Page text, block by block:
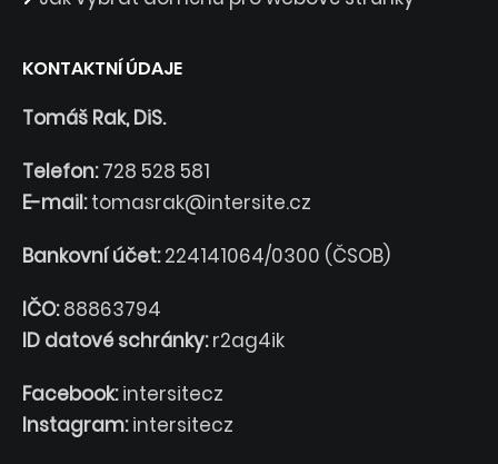
KONTAKTNÍ ÚDAJE
Tomáš Rak, DiS.
Telefon: 728 528 581
E-mail: tomasrak@intersite.cz
Bankovní účet:224141064/0300 (ČSOB)
IČO:88863794
ID datové schránky:r2ag4ik
Facebook: intersitecz
Instagram: intersitecz